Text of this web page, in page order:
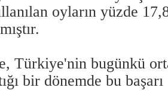
oyların yüzde
Türkiye'nin bugünkü
bir dönemde bu